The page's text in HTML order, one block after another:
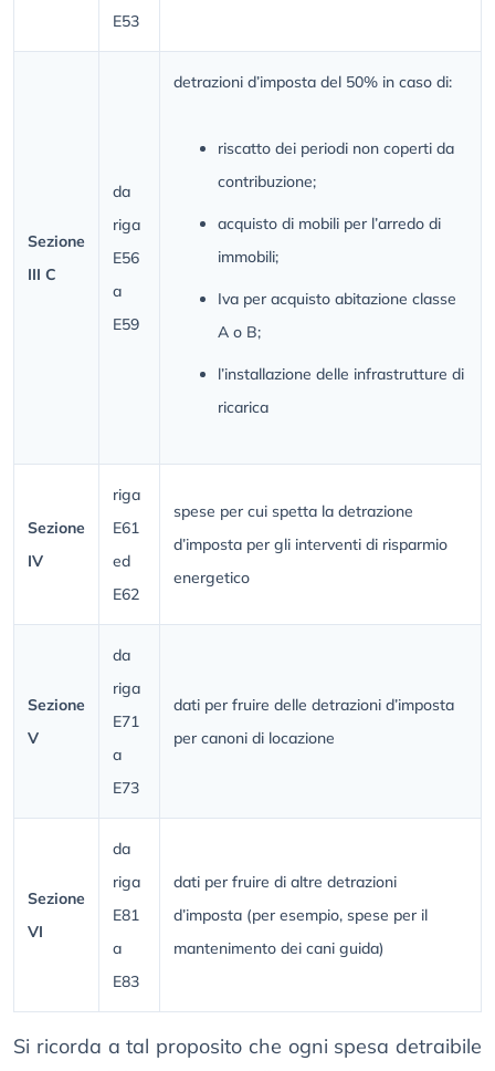
E53
Sezione
III C
da
riga
E56
a
E59
detrazioni d’imposta del 50% in caso di:
riscatto dei periodi non coperti da
contribuzione;
acquisto di mobili per l’arredo di
immobili;
Iva per acquisto abitazione classe
A o B;
l’installazione delle infrastrutture di
ricarica
Sezione
IV
riga
E61
ed
E62
spese per cui spetta la detrazione
d’imposta per gli interventi di risparmio
energetico
Sezione
V
da
riga
E71
a
E73
dati per fruire delle detrazioni d’imposta
per canoni di locazione
Sezione
VI
da
riga
E81
a
E83
dati per fruire di altre detrazioni
d’imposta (per esempio, spese per il
mantenimento dei cani guida)
Si ricorda a tal proposito che ogni spesa detraibile